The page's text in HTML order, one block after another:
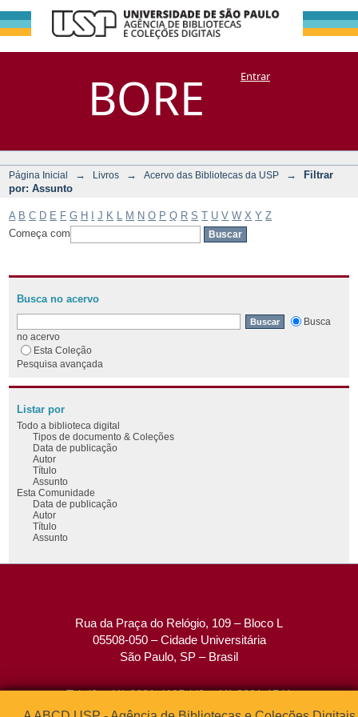
BORE
Filtrar por:
Assunto
DSpace/Manakin + CoriscoEntrar
Página Inicial → Livros → Acervo das Bibliotecas da USP →
Filtrar
por: Assunto
A B C D E F G H J K M N O P Q R S T U V W X Y Z
Começa com
Busca no acervo
Busca
no acervo
Esta Coleção
Pesquisa avançada
Listar por
Todo a biblioteca digital
Tipos de documento & Coleções
Data de publicação
Autor
Título
Assunto
Esta Comunidade
Data de publicação
Autor
Título
Assunto
Rua da Praça do Relógio, 109 – Bloco L
05508-050 – Cidade Universitária
São Paulo, SP – Brasil
Tel: (0xx11) 3091-4195 / (0xx11) 3091-1541
Fax: (0xx11) 3091-1567